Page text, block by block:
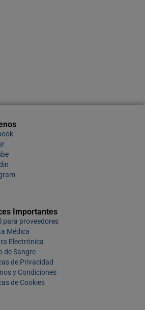
Importantes
para proveedores
Médica
Electrónica
de Sangre
de Privacidad
y Condiciones
de Cookies